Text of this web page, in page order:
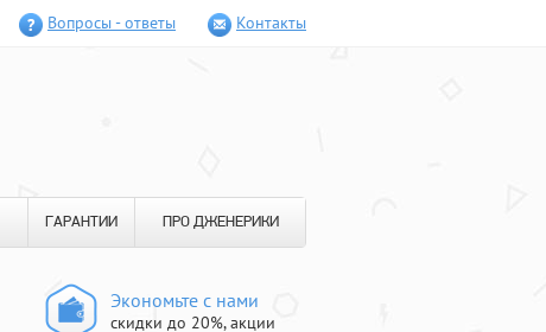
Вопросы - ответы Контакты
ГАРАНТИИ ПРО ДЖЕНЕРИКИ
Экономьте с нами
скидки до 20%, акции